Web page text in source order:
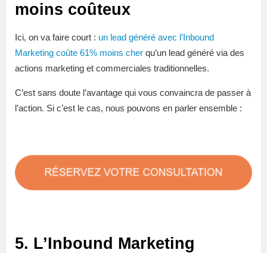
moins coûteux
Ici, on va faire court : un lead généré avec l’Inbound
Marketing coûte 61% moins cher qu’un lead généré via des
actions marketing et commerciales traditionnelles.
C’est sans doute l’avantage qui vous convaincra de passer à
l’action. Si c’est le cas, nous pouvons en parler ensemble :
5. L’Inbound Marketing